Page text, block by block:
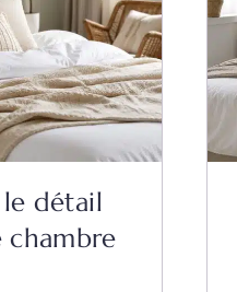
détail